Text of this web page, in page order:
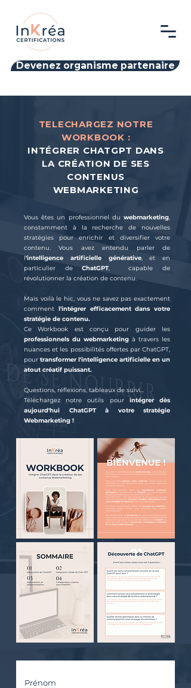
Devenez organisme partenaire
TELECHARGEZ NOTRE
WORKBOOK :
INTÉGRER CHATGPT DANS
LA CRÉATION DE SES
CONTENUS
WEBMARKETING
Vous êtes un professionnel du webmarketing,
constamment à la recherche de nouvelles
stratégies pour enrichir et diversifier votre
contenu. Vous avez entendu parler de
l'intelligence artificielle générative, et en
particulier deChatGPT, capable de
révolutionner la création de contenu.
Mais voilà le hic, vous ne savez pas exactement
comment l'intégrer efficacement dans votre
stratégie de contenu.
Ce Workbook est conçu pour guider les
professionnels du webmarketing à travers les
nuances et les possibilités offertes par ChatGPT,
pour transformer l'intelligence artificielle en un
atout créatif puissant.
Questions, réflexions, tableaux de suivi...
Téléchargez notre outils pourintégrer dès
aujourd'hui ChatGPT à votre stratégie
Webmarketing !
Prénom